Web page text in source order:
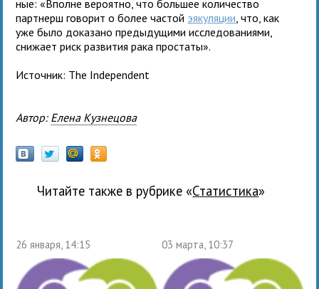
ные: «Вполне веро­ятно, что боль­шее коли­че­ство
парт­нерш гово­рит о более частой эяку­ля­ции , что, как
уже было дока­зано преды­ду­щими иссле­до­ва­ни­ями,
сни­жает риск раз­ви­тия рака простаты».
Источник: The Independent
Автор: Елена Кузнецова
Читайте также в рубрике « статистика»
26 января, 14:15 03 марта, 10:37